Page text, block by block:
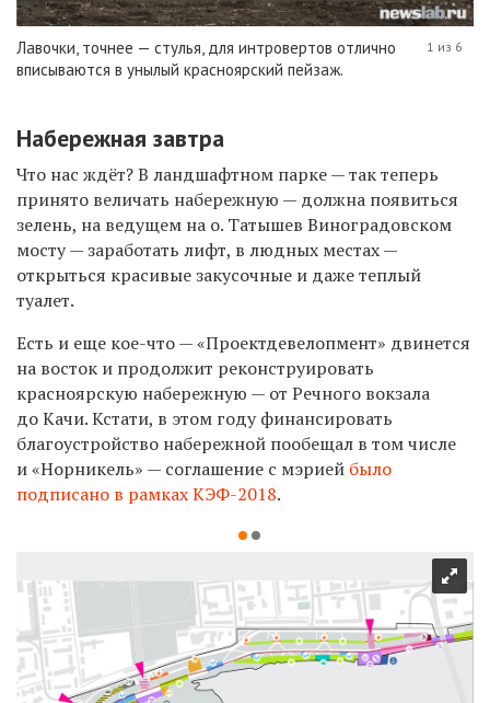
Лавочки, точнее — стулья, для интровертов отлично
вписываются в унылый красноярский пейзаж.
1 из 6
Набережная завтра
Что нас ждёт? В ландшафтном парке — так теперь
принято величать набережную — должна появиться
зелень, на ведущем на о. Татышев Виноградовском
мосту — заработать лифт, в людных местах —
открыться красивые закусочные и даже теплый
туалет.
Есть и еще кое-что — «Проектдевелопмент» двинется
на восток и продолжит реконструировать
красноярскую набережную — от Речного вокзала
до Качи.Кстати, в этом году финансировать
благоустройство набережной пообещал в том числе
и «Норникель» — соглашение с мэрией было
подписано в рамках КЭФ-2018.